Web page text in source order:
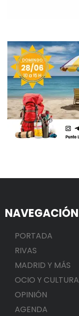
NAVEGACIÓN
PORTADA
RIVAS
MADRID Y MÁS
OCIO Y CULTURA
OPINIÓN
AGENDA